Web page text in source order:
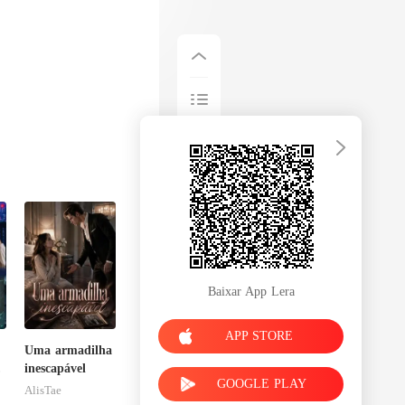
Uma armadilha
inescapável
AlisTae
Baixar App Lera
APP STORE
GOOGLE PLAY